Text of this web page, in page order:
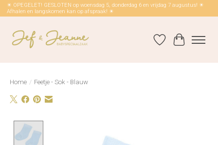
☀ OPEGELET! GESLOTEN op woensdag 5, donderdag 6 en vrijdag 7 augustus! ☀
Afhalen en langskomen kan op afspraak! ☀
Verlanglijst
Home / Feetje - Sok - Blauw